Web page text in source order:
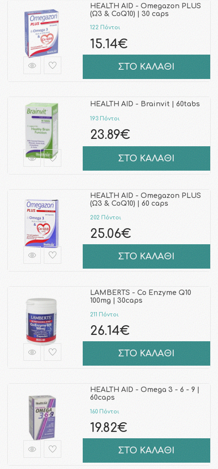
HEALTH AID - Omegazon PLUS
(Ω3 & CoQ10) | 30 caps
122 Πόντοι
15.14€
ΣΤΟ ΚΑΛΑΘΙ
HEALTH AID - Brainvit | 60tabs
193 Πόντοι
23.89€
ΣΤΟ ΚΑΛΑΘΙ
HEALTH AID - Omegazon PLUS
(Ω3 & CoQ10) | 60 caps
202 Πόντοι
25.06€
ΣΤΟ ΚΑΛΑΘΙ
LAMBERTS - Co Enzyme Q10
100mg | 30caps
211 Πόντοι
26.14€
ΣΤΟ ΚΑΛΑΘΙ
HEALTH AID - Omega 3 - 6 - 9 |
60caps
160 Πόντοι
19.82€
ΣΤΟ ΚΑΛΑΘΙ